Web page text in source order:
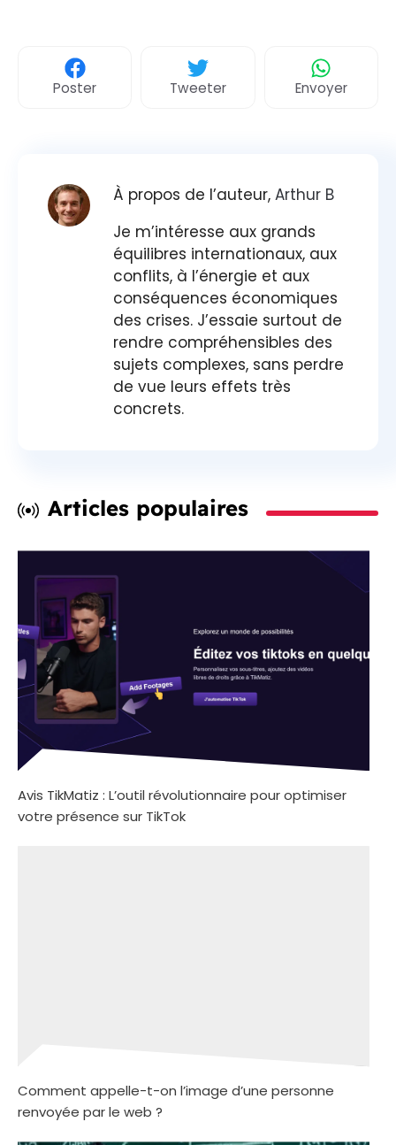
Poster Tweeter Envoyer
À propos de l’auteur, Arthur B
Je m’intéresse aux grands
équilibres internationaux, aux
conflits, à l’énergie et aux
conséquences économiques
des crises. J’essaie surtout de
rendre compréhensibles des
sujets complexes, sans perdre
de vue leurs effets très
concrets.
Articles populaires
Avis TikMatiz : L’outil révolutionnaire pour optimiser
votre présence sur TikTok
Comment appelle-t-on l’image d’une personne
renvoyée par le web ?